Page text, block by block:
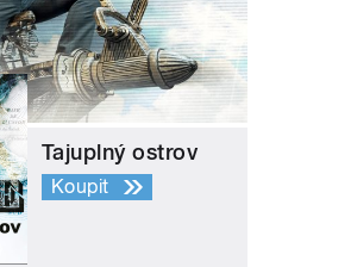
Tajuplný ostrov
Koupit